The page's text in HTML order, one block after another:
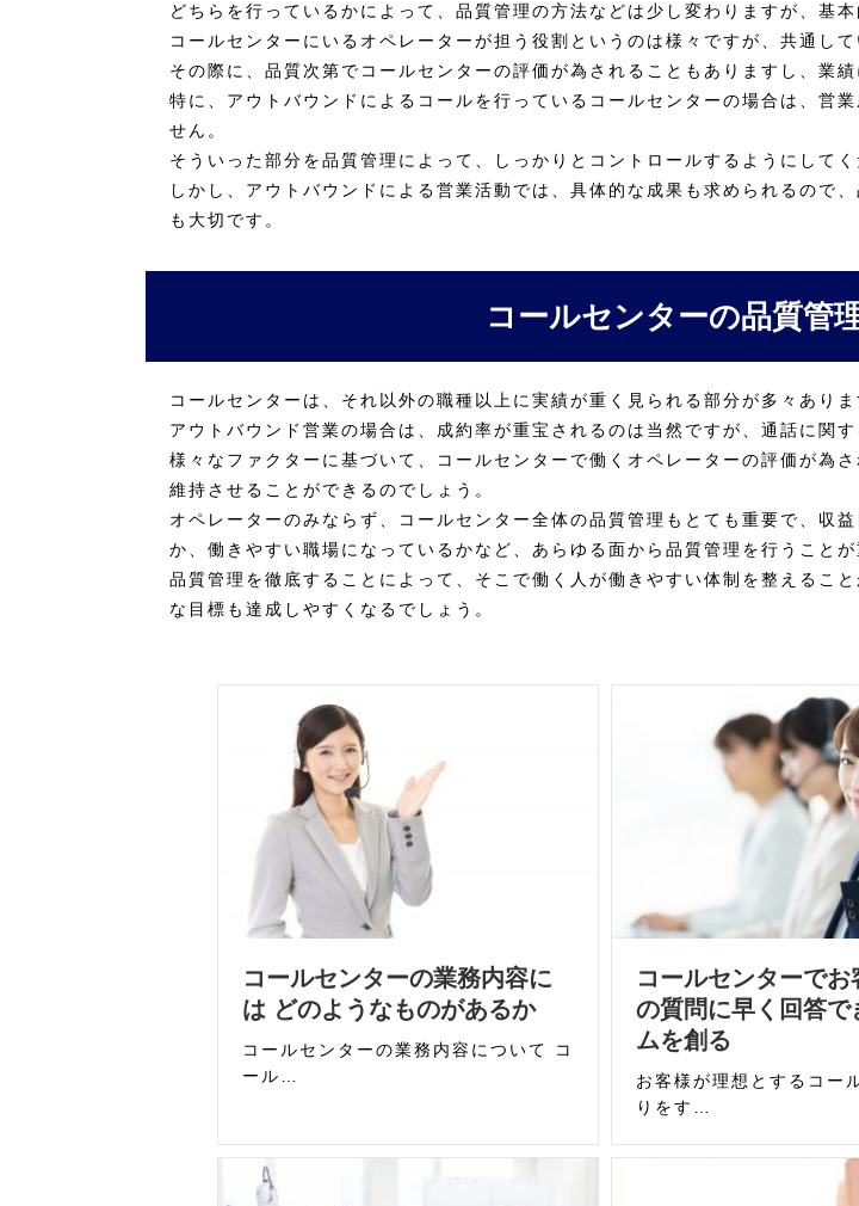
どちらを行っているかによって、品質管理の方法などは少し変わりますが、基
コールセンターにいるオペレーターが担う役割というのは様々ですが、共通し
その際に、品質次第でコールセンターの評価が為されることもありますし、業
特に、アウトバウンドによるコールを行っているコールセンターの場合は、営
せん。
そういった部分を品質管理によって、しっかりとコントロールするようにしてく
しかし、アウトバウンドによる営業活動では、具体的な成果も求められるので
も大切です。
コールセンターの品質管
コールセンターは、それ以外の職種以上に実績が重く見られる部分が多々ありま
アウトバウンド営業の場合は、成約率が重宝されるのは当然ですが、通話に関
様々なファクターに基づいて、コールセンターで働くオペレーターの評価が為
維持させることができるのでしょう。
オペレーターのみならず、コールセンター全体の品質管理もとても重要で、収
か、働きやすい職場になっているかなど、あらゆる面から品質管理を行うことが
品質管理を徹底することによって、そこで働く人が働きやすい体制を整えるこ
な目標も達成しやすくなるでしょう。
コールセンターの業務内容に
は どのようなものがあるか
コールセンターの業務内容について コ
ール…
コールセンターでお
の質問に早く回答で
ムを創る
お客様が理想とするコー
りをす…